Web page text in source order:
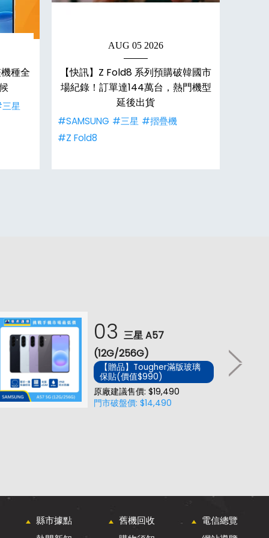
種全
星
AUG 05 2026
【快訊】Z Fold8 系列預購破韓國市
場紀錄！訂單達144萬台，熱門機型
延後出貨
#SAMSUNG #三星 #摺疊機
#Z Fold8
03 三星 A57
(12G/256G)
【贈品】Tougher滿版玻璃
保貼(價值$990)
原廠建議售價: $19,490
門市破盤價: $14,490
縣市據點 舊機回收
電信總覽